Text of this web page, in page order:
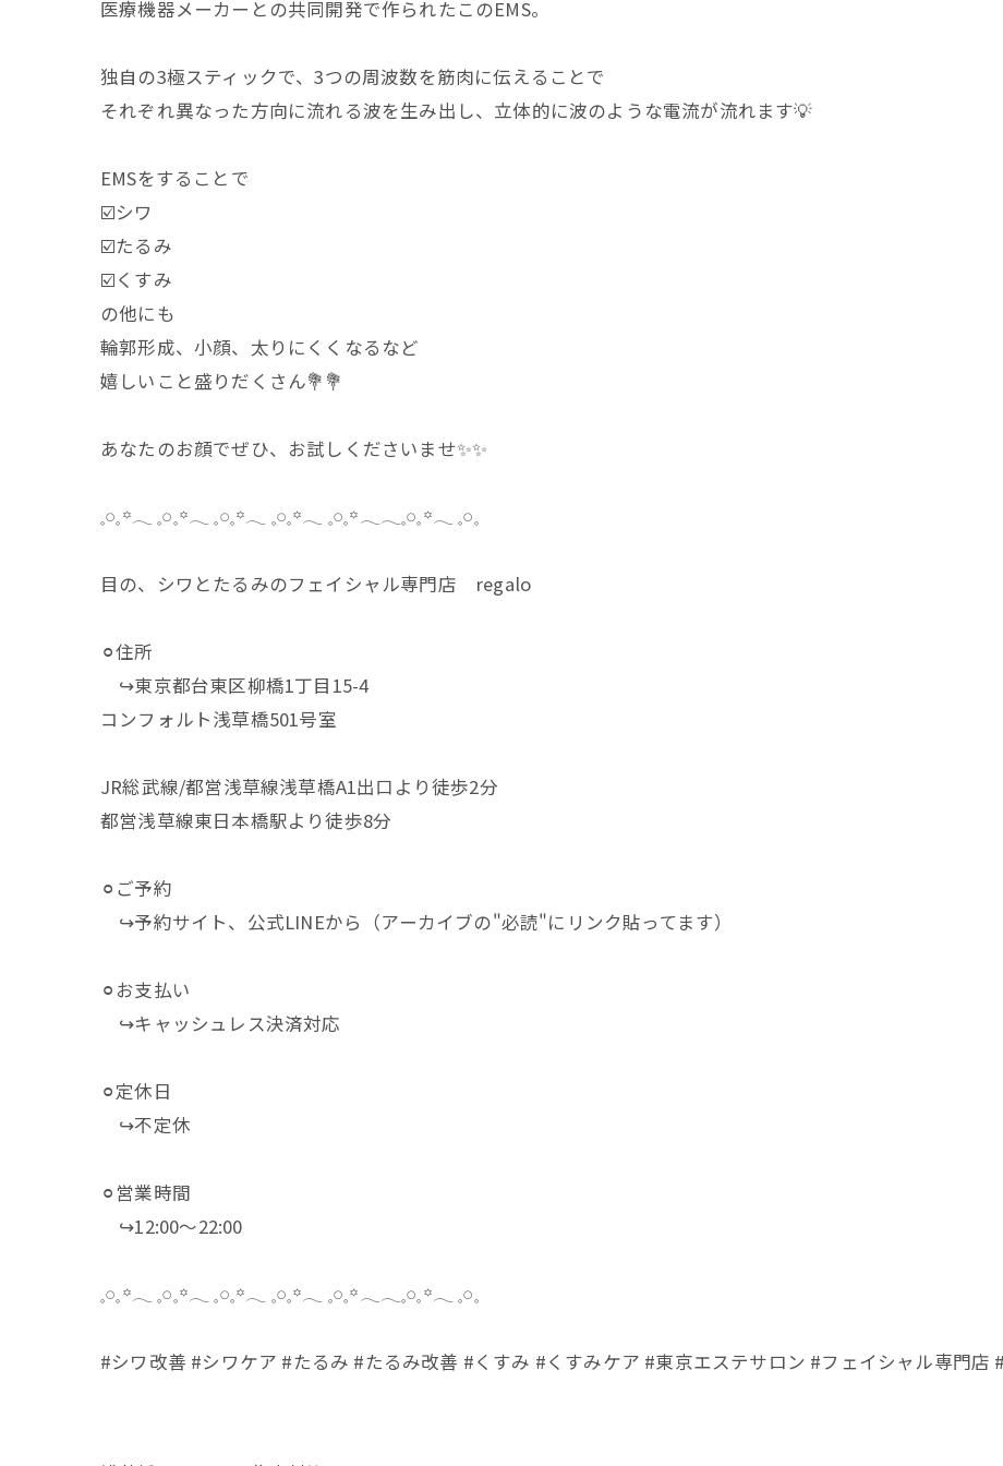
医療機器メーカーとの共同開発で作られたこのEMS。
独自の3極スティックで、3つの周波数を筋肉に伝えることで
それぞれ異なった方向に流れる波を生み出し、立体的に波のような電流が流れます💡
EMSをすることで
☑️シワ
☑️たるみ
☑️くすみ
の他にも
輪郭形成、小顔、太りにくくなるなど
嬉しいこと盛りだくさん💐💐
あなたのお顔でぜひ、お試しくださいませ✨✨
𓈒𓏸𓈒꙳𓂃 𓈒𓏸𓈒꙳𓂃 𓈒𓏸𓈒꙳𓂃 𓈒𓏸𓈒꙳𓂃 𓈒𓏸𓈒꙳𓂃𓂃𓈒𓏸𓈒꙳𓂃 𓈒𓏸𓈒
目の、シワとたるみのフェイシャル専門店 regalo
⚪︎住所
↪︎東京都台東区柳橋1丁目15-4
コンフォルト浅草橋501号室
JR総武線/都営浅草線浅草橋A1出口より徒歩2分
都営浅草線東日本橋駅より徒歩8分
⚪︎ご予約
↪︎予約サイト、公式LINEから（アーカイブの"必読"にリンク貼ってます）
⚪︎お支払い
↪︎キャッシュレス決済対応
⚪︎定休日
↪︎不定休
⚪︎営業時間
↪︎12:00～22:00
𓈒𓏸𓈒꙳𓂃 𓈒𓏸𓈒꙳𓂃 𓈒𓏸𓈒꙳𓂃 𓈒𓏸𓈒꙳𓂃 𓈒𓏸𓈒꙳𓂃𓂃𓈒𓏸𓈒꙳𓂃 𓈒𓏸𓈒
#シワ改善 #シワケア #たるみ #たるみ改善 #くすみ #くすみケア #東京エステサロン #フェイシャル専門店